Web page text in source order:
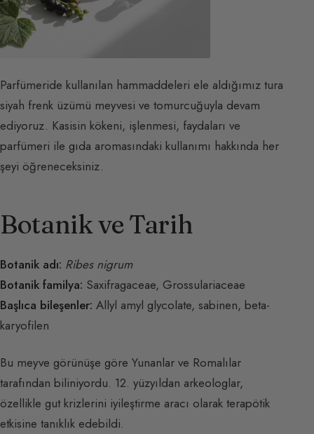
Parfümeride kullanılan hammaddeleri ele aldığımız tura
siyah frenk üzümü meyvesi ve tomurcuğuyla devam
ediyoruz. Kasisin kökeni, işlenmesi, faydaları ve
parfümeri ile gıda aromasındaki kullanımı hakkında her
şeyi öğreneceksiniz.
Botanik ve Tarih
Botanik adı: Ribes nigrum
Botanik familya: Saxifragaceae, Grossulariaceae
Başlıca bileşenler: Allyl amyl glycolate, sabinen, beta-
karyofilen
Bu meyve görünüşe göre Yunanlar ve Romalılar
tarafından biliniyordu. 12. yüzyıldan arkeologlar,
özellikle gut krizlerini iyileştirme aracı olarak terapötik
etkisine tanıklık edebildi.